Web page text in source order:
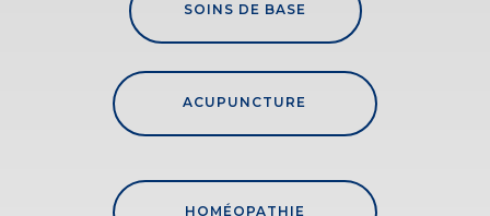
SOINS DE BASE
ACUPUNCTURE
HOMÉOPATHIE